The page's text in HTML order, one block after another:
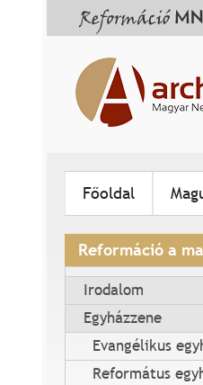
Főoldal
Reformáció a
Irodalom
Egyházzene
Evangélikus
Református